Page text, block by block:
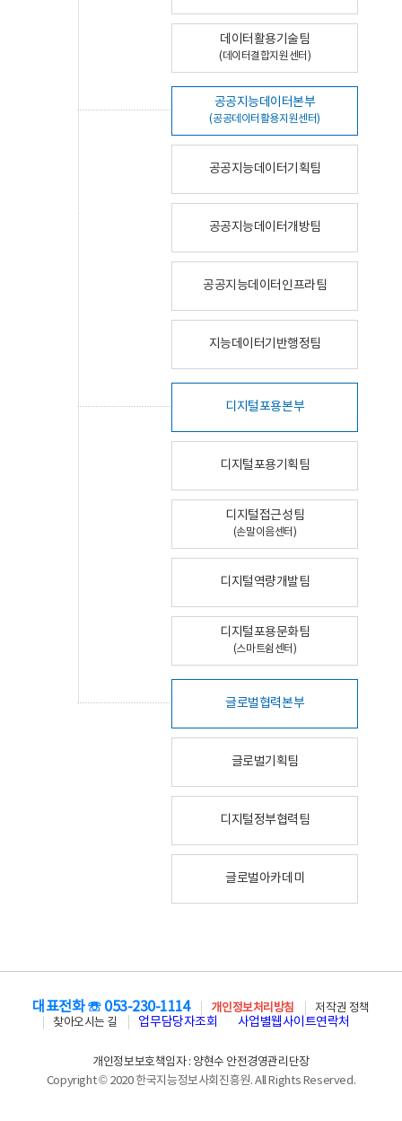
데이터활용기술팀
(데이터결합지원센터)
공공지능데이터본부
(공공데이터활용지원센터)
공공지능데이터기획팀
공공지능데이터개방팀
공공지능데이터인프라팀
지능데이터기반행정팀
디지털포용본부
디지털포용기획팀
디지털접근성팀
(손말이음센터)
디지털역량개발팀
디지털포용문화팀
(스마트쉼센터)
글로벌협력본부
글로벌기획팀
디지털정부협력팀
글로벌아카데미
대표전화 ☏ 053-230-1114 개인정보처리방침
저작권 정책
찾아오시는 길
업무담당자조회 사업별웹사이트연락처
개인정보보호책임자 : 양현수 안전경영관리단장
Copyright © 2020 한국지능정보사회진흥원. All Rights Reserved.